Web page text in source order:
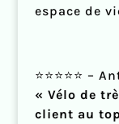
espace de
⭐⭐⭐⭐⭐
« Vélo de
client au